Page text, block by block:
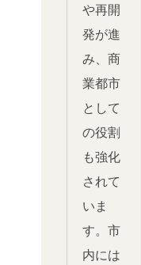
や再開
発が進
み、商
業都市
として
の役割
も強化
されて
いま
す。市
内には